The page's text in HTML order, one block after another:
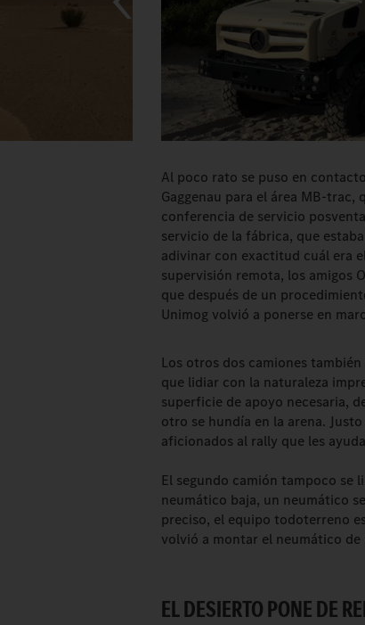
Al poco rato se puso en
Gaggenau para el área MB-
conferencia de servicio
servicio de la fábrica, que
adivinar con exactitud cuál era
supervisión remota, los amigos
que después de un
Unimog volvió a ponerse en
Los otros dos camiones
que lidiar con la naturaleza
superficie de apoyo necesaria,
otro se hundía en la arena.
aficionados al rally que les
El segundo camión tampoco se
neumático baja, un neumático
preciso, el equipo todoterreno
volvió a montar el neumático de
EL DESIERTO PONE DE